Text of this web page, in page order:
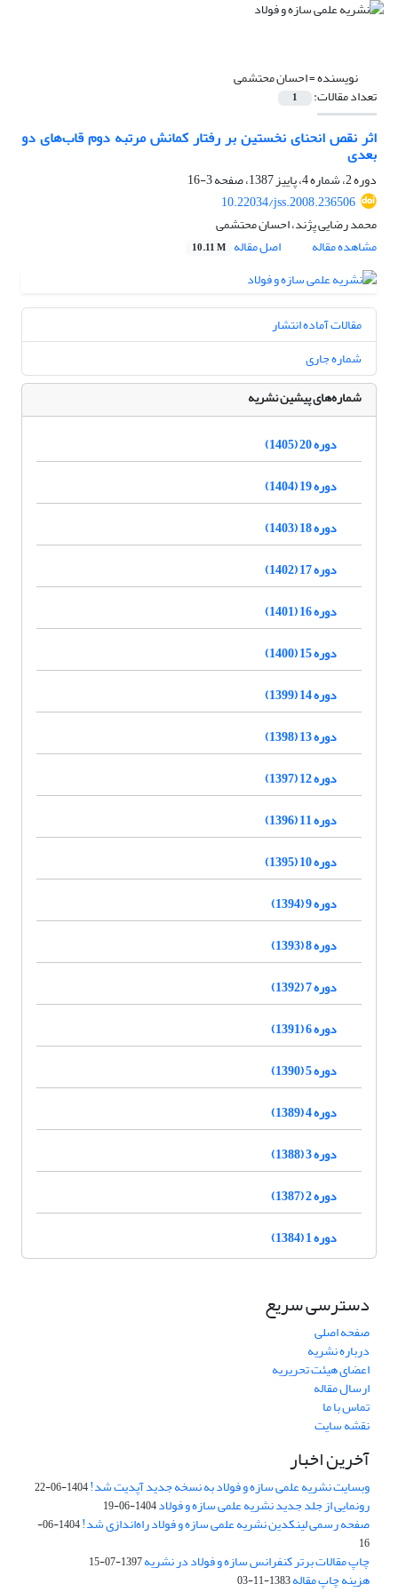
نویسنده =احسان محتشمی
تعداد مقالات: 1
اثر نقص انحنای نخستین بر رفتار کمانش مرتبه دوم قاب‌های دو
بعدی
دوره 2، شماره 4، پاییز 1387، صفحه
3-16
10.22034/jss.2008.236506
محمد رضایی پژند، احسان محتشمی
مشاهده مقاله
اصل مقاله 10.11 M
مقالات آماده انتشار
شماره جاری
شماره‌های پیشین نشریه
دوره 20 (1405)
دوره 19 (1404)
دوره 18 (1403)
دوره 17 (1402)
دوره 16 (1401)
دوره 15 (1400)
دوره 14 (1399)
دوره 13 (1398)
دوره 12 (1397)
دوره 11 (1396)
دوره 10 (1395)
دوره 9 (1394)
دوره 8 (1393)
دوره 7 (1392)
دوره 6 (1391)
دوره 5 (1390)
دوره 4 (1389)
دوره 3 (1388)
دوره 2 (1387)
دوره 1 (1384)
دسترسی سریع
صفحه اصلی
درباره نشریه
اعضای هیئت تحریریه
ارسال مقاله
تماس با ما
نقشه سایت
آخرین اخبار
وبسایت نشریه علمی سازه و فولاد به نسخه جدید آپدیت شد!1404-06-22
رونمایی از جلد جدید نشریه علمی سازه و فولاد1404-06-19
صفحه رسمی لینکدین نشریه علمی سازه و فولاد راه‌اندازی شد!
1404-06-
16
چاپ مقالات برتر کنفرانس سازه و فولاد در نشریه1397-07-15
هزینه چاپ مقاله1383-11-03